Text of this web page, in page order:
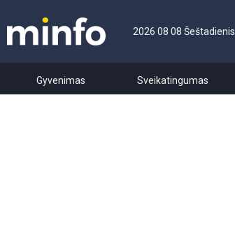
2026 08 08 Šeštadienis
Gyvenimas Sveikatingumas